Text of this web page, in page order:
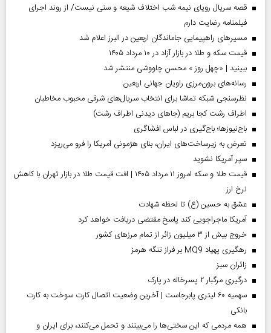
قصه سریال رویای نیمه شب اختلاف شیعه و سنی نیست/ از روند اجرای
فیلمنامه رضایت دارم
مسیر‌های راهپیمایی جاماندگان اربعین در البرز اعلام شد
قیمت سکه و طلا در بازار آزاد در ۱۰ مرداد ۱۴۰۵
ببینید | «چهل روز » محسن چاووشی منتشر شد
رسانه‌های برون‌مرزی راویان جهانی اربعین
نظرسنجی شبکه تماشا برای انتخاب سریال‌های شرقی محبوب مخاطبان
اطراف رشت کجا بریم (جاهای دیدنی اطراف رشت)
باج‌نیوزها؛ باج‌گیری در لباس افشاگری
تعرض به زیرساخت‌های ایران، بنای هژمونی آمریکا را فرو می‌ریزد
سپر آمریکا نشوید
قیمت طلا و سکه امروز ۱۱ مرداد ۱۴۰۵ | افت قیمت طلا در بازار تهران با کاهش
نرخ ارز
عشق به حسین (ع) تا لحظه شهادت
آمریکا ماجراجویی کند پاسخ مقتضی دریافت خواهد کرد
خروج بیش از ۳ میلیون زائر از تمام مرز‌های کشور
رهگیری پهپاد MQ9 بر فراز تنگه هرمز
‌زائران سبز
درگیری مرگبار ۲ پسرخاله در پارک
سهمیه ۶۰ لیتری پابرجاست | آخرین وضعیت اتصال کارت سوخت به کارت
بانکی
همه مردمی که این سختی‌ها را می‌بینند و تحمل می‌کنند، برای ایران و